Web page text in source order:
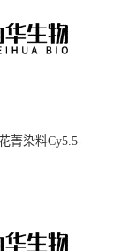
菁染料Cy5.5-